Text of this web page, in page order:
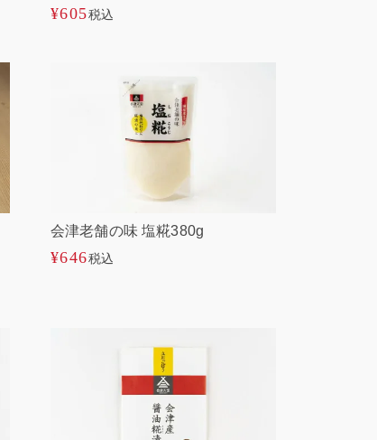
¥605税込
会津老舗の味 塩糀380g
¥646税込